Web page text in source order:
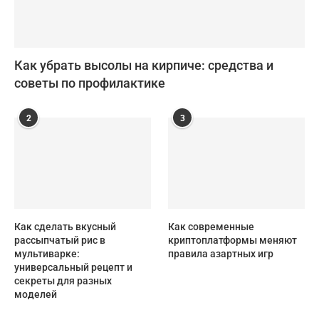
Как убрать высолы на кирпиче: средства и
советы по профилактике
2
Как сделать вкусный
рассыпчатый рис в
мультиварке:
универсальный рецепт и
секреты для разных
моделей
3
Как современные
криптоплатформы меняют
правила азартных игр